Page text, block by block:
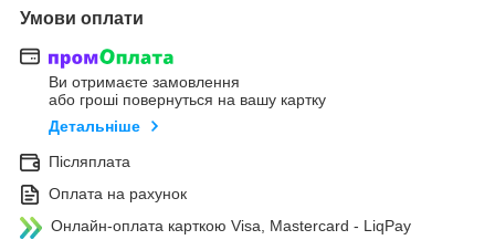
Умови оплати
Ви отримаєте замовлення
або гроші повернуться на вашу картку
Детальніше
Післяплата
Оплата на рахунок
Онлайн-оплата карткою Visa, Mastercard - LiqPay